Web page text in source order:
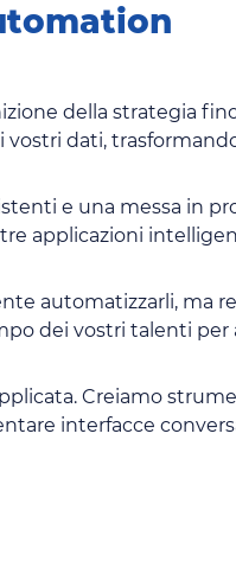
della strategia
dati,
e una messa in
applicazioni
automatizzarli, ma
dei vostri talenti
Creiamo
interfacce